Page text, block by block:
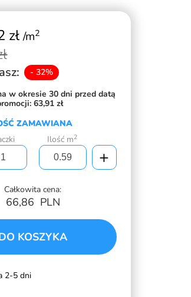
zł/m2
- 32%
w okresie 30 dni przed datą
63,91 zł
ZAMAWIANA
Ilość m2
+
Całkowita cena:
66,86 PLN
KOSZYKA
2-5 dni